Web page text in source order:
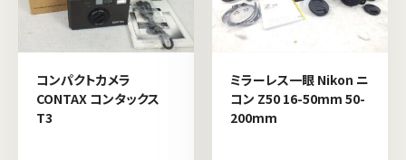
コンパクトカメラ
CONTAX コンタックス
T3
ミラーレス一眼 Nikon ニ
コン Z50 16-50mm 50-
200mm